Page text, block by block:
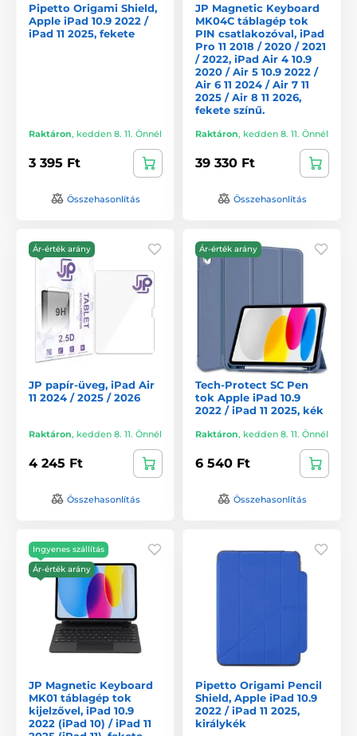
Pipetto Origami Shield,
Apple iPad 10.9 2022 /
iPad 11 2025, fekete
Raktáron, kedden 8. 11. Önnél
3 395 Ft
Összehasonlítás
JP Magnetic Keyboard
MK04C táblagép tok
PIN csatlakozóval, iPad
Pro 11 2018 / 2020 / 2021
/ 2022, iPad Air 4 10.9
2020 / Air 5 10.9 2022 /
Air 6 11 2024 / Air 7 11
2025 / Air 8 11 2026,
fekete színű.
Raktáron, kedden 8. 11. Önnél
39 330 Ft
Összehasonlítás
Ár-érték arány
JP papír-üveg, iPad Air
11 2024 / 2025 / 2026
Raktáron, kedden 8. 11. Önnél
4 245 Ft
Összehasonlítás
Ár-érték arány
Tech-Protect SC Pen
tok Apple iPad 10.9
2022 / iPad 11 2025, kék
Raktáron, kedden 8. 11. Önnél
6 540 Ft
Összehasonlítás
Ingyenes szállítás
Ár-érték arány
JP Magnetic Keyboard
MK01 táblagép tok
kijelzővel, iPad 10.9
2022 (iPad 10) / iPad 11
Pipetto Origami Pencil
Shield, Apple iPad 10.9
2022 / iPad 11 2025,
királykék